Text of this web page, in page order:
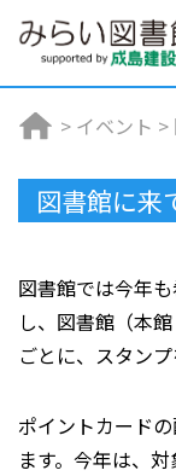
> イベント >
図書館に来
図書館では今年
し、図書館（本
ごとに、スタンプ
ポイントカード
ます。今年は、